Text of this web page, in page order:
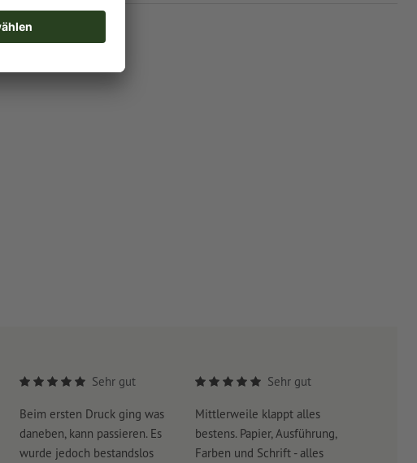
Sehr gut
Beim ersten Druck ging was
daneben, kann passieren. Es
wurde jedoch bestandslos
Sehr gut
Mittlerweile klappt alles
bestens. Papier, Ausführung,
Farben und Schrift - alles